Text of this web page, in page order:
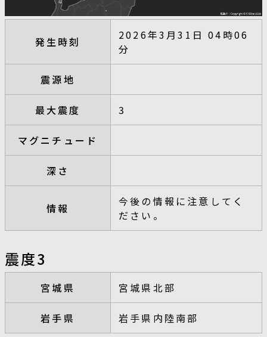
発生時刻
2026年3月31日 04時06
分
震源地
最大震度 3
マグニチュード
深さ
情報
今後の情報に注意してく
ださい。
震度3
宮城県 宮城県北部
岩手県 岩手県内陸南部